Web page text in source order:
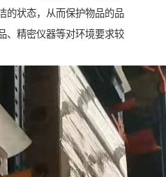
的状态，从而保护物品的品
、精密仪器等对环境要求较